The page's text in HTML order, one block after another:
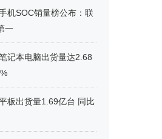
机SOC销量榜公布：联
一
记本电脑出货量达2.68
板出货量1.69亿台 同比